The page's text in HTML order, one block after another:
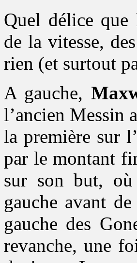
Quel délice que
de la vitesse,
rien (et surtout
A gauche,
l’ancien Messin
la première sur
par le montant
sur son but,
gauche avant
gauche des
revanche, une